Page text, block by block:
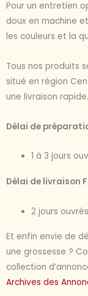
Pour un entretien
doux en machine
les couleurs et la
Tous nos produits
situé en région
une livraison rapide.
Délai de
1 à 3 jours
Délai de livraison
2 jours ouvrés
Et enfin envie de
une grossesse ?
collection
Archives des